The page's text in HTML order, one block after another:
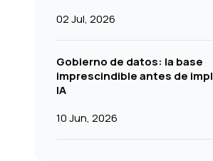
02 Jul, 2026
Gobierno de datos: la base
imprescindible antes de
IA
10 Jun, 2026